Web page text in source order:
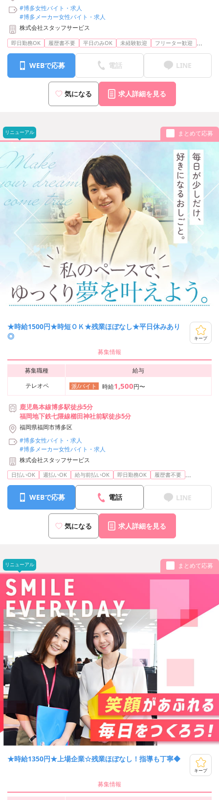
#博多女性バイト・求人
#博多メーカー女性バイト・求人
株式会社スタッフサービス
即日勤務OK 履歴書不要 平日のみOK 未経験歓迎 フリーター歓迎 ...
WEBで応募 電話 LINE
気になる 求人詳細を見る
リニューアル まとめて応募
★時給1500円★時短ＯＫ★残業ほぼなし★平日休みあり
◎
キープ
募集情報
募集職種
給与
テレオペ
派/バイト 時給1,500円〜
鹿児島本線博多駅徒歩5分
福岡地下鉄七隈線櫛田神社前駅徒歩5分
福岡県福岡市博多区
#博多女性バイト・求人
#博多メーカー女性バイト・求人
株式会社スタッフサービス
日払いOK 週払いOK 給与前払いOK 即日勤務OK 履歴書不要 ...
WEBで応募 電話 LINE
気になる 求人詳細を見る
リニューアル まとめて応募
★時給1350円★上場企業☆残業ほぼなし！指導も丁寧◆
キープ
募集情報